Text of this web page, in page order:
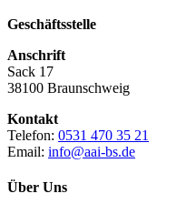
Geschäftsstelle
Anschrift
Sack 17
38100 Braunschweig
Kontakt
Telefon: 0531 470 35 21
Email: info@aai-bs.de
Über Uns